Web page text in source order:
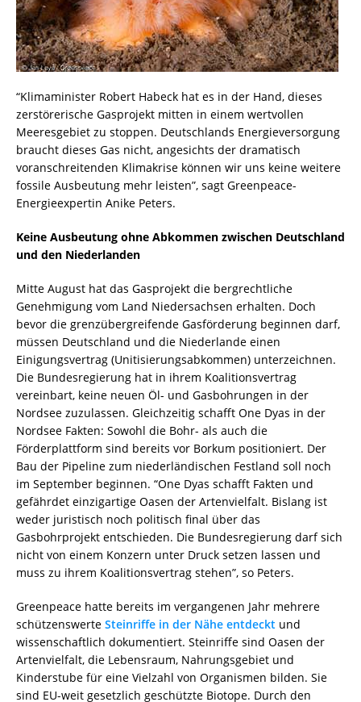
“Klimaminister Robert Habeck hat es in der Hand, dieses
zerstörerische Gasprojekt mitten in einem wertvollen
Meeresgebiet zu stoppen. Deutschlands Energieversorgung
braucht dieses Gas nicht, angesichts der dramatisch
voranschreitenden Klimakrise können wir uns keine weitere
fossile Ausbeutung mehr leisten”, sagt Greenpeace-
Energieexpertin Anike Peters.
Keine Ausbeutung ohne Abkommen zwischen Deutschland
und den Niederlanden
Mitte August hat das Gasprojekt die bergrechtliche
Genehmigung vom Land Niedersachsen erhalten. Doch
bevor die grenzübergreifende Gasförderung beginnen darf,
müssen Deutschland und die Niederlande einen
Einigungsvertrag (Unitisierungsabkommen) unterzeichnen.
Die Bundesregierung hat in ihrem Koalitionsvertrag
vereinbart, keine neuen Öl- und Gasbohrungen in der
Nordsee zuzulassen. Gleichzeitig schafft One Dyas in der
Nordsee Fakten: Sowohl die Bohr- als auch die
Förderplattform sind bereits vor Borkum positioniert. Der
Bau der Pipeline zum niederländischen Festland soll noch
im September beginnen. “One Dyas schafft Fakten und
gefährdet einzigartige Oasen der Artenvielfalt. Bislang ist
weder juristisch noch politisch final über das
Gasbohrprojekt entschieden. Die Bundesregierung darf sich
nicht von einem Konzern unter Druck setzen lassen und
muss zu ihrem Koalitionsvertrag stehen”, so Peters.
Greenpeace hatte bereits im vergangenen Jahr mehrere
schützenswerte Steinriffe in der Nähe entdeckt und
wissenschaftlich dokumentiert. Steinriffe sind Oasen der
Artenvielfalt, die Lebensraum, Nahrungsgebiet und
Kinderstube für eine Vielzahl von Organismen bilden. Sie
sind EU-weit gesetzlich geschützte Biotope. Durch den